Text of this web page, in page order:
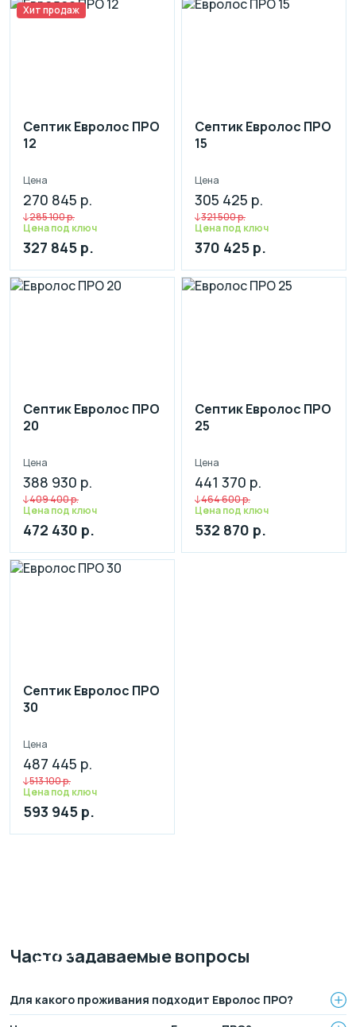
Рассрочка на 4 месяца
БЕЗ переплаты
водопровода от надежной компании.
Часто задаваемые вопросы
Для какого проживания подходит Евролос ПРО?
Хит продаж
Септик Евролос ПРО
12
Цена
270 845 р.
285 100 р.
Цена под ключ
327 845 р.
Септик Евролос ПРО
15
Цена
305 425 р.
321 500 р.
Цена под ключ
370 425 р.
Септик Евролос ПРО
20
Цена
388 930 р.
409 400 р.
Цена под ключ
472 430 р.
Септик Евролос ПРО
25
Цена
441 370 р.
464 600 р.
Цена под ключ
532 870 р.
Септик Евролос ПРО
30
Цена
487 445 р.
513 100 р.
Цена под ключ
593 945 р.